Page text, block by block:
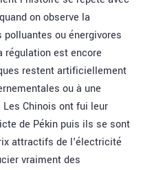
on observe la
ou énergivores
régulation est encore
restent artificiellement
ou à une
Chinois ont fui leur
de Pékin puis ils se sont
attractifs de l'électricité
vraiment des